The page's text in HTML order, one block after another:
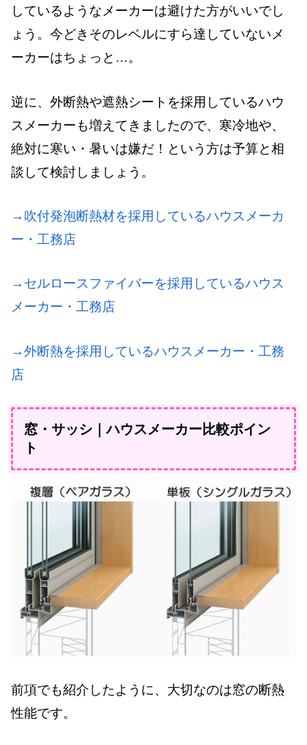
しているようなメーカーは避けた方がいいでし
ょう。今どきそのレベルにすら達していないメ
ーカーはちょっと…。
逆に、外断熱や遮熱シートを採用しているハウ
スメーカーも増えてきましたので、寒冷地や、
絶対に寒い・暑いは嫌だ！という方は予算と相
談して検討しましょう。
→吹付発泡断熱材を採用しているハウスメーカ
ー・工務店
→セルロースファイバーを採用しているハウス
メーカー・工務店
→外断熱を採用しているハウスメーカー・工務
店
窓・サッシ｜ハウスメーカー比較ポイン
ト
前項でも紹介したように、大切なのは窓の断熱
性能です。